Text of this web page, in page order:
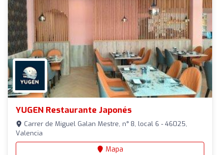
YUGEN Restaurante Japonés
Carrer de Miguel Galan Mestre, n° 8, local 6 - 46025,
Valencia
Mapa